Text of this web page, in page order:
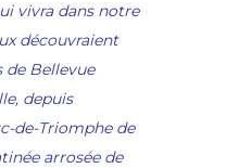
vivra dans notre
découvraient
de Bellevue
depuis
de-Triomphe de
arrosée de